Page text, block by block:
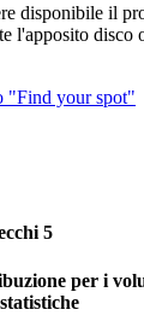
disponibile il
l'apposito disco
"Find your spot"
5
per i